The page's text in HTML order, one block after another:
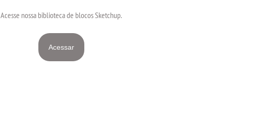
Acesse nossa biblioteca de blocos Sketchup.
Acessar